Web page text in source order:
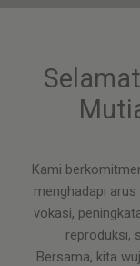
Kami
menghadapi
vokasi,
reproduksi,
Bersama, kita